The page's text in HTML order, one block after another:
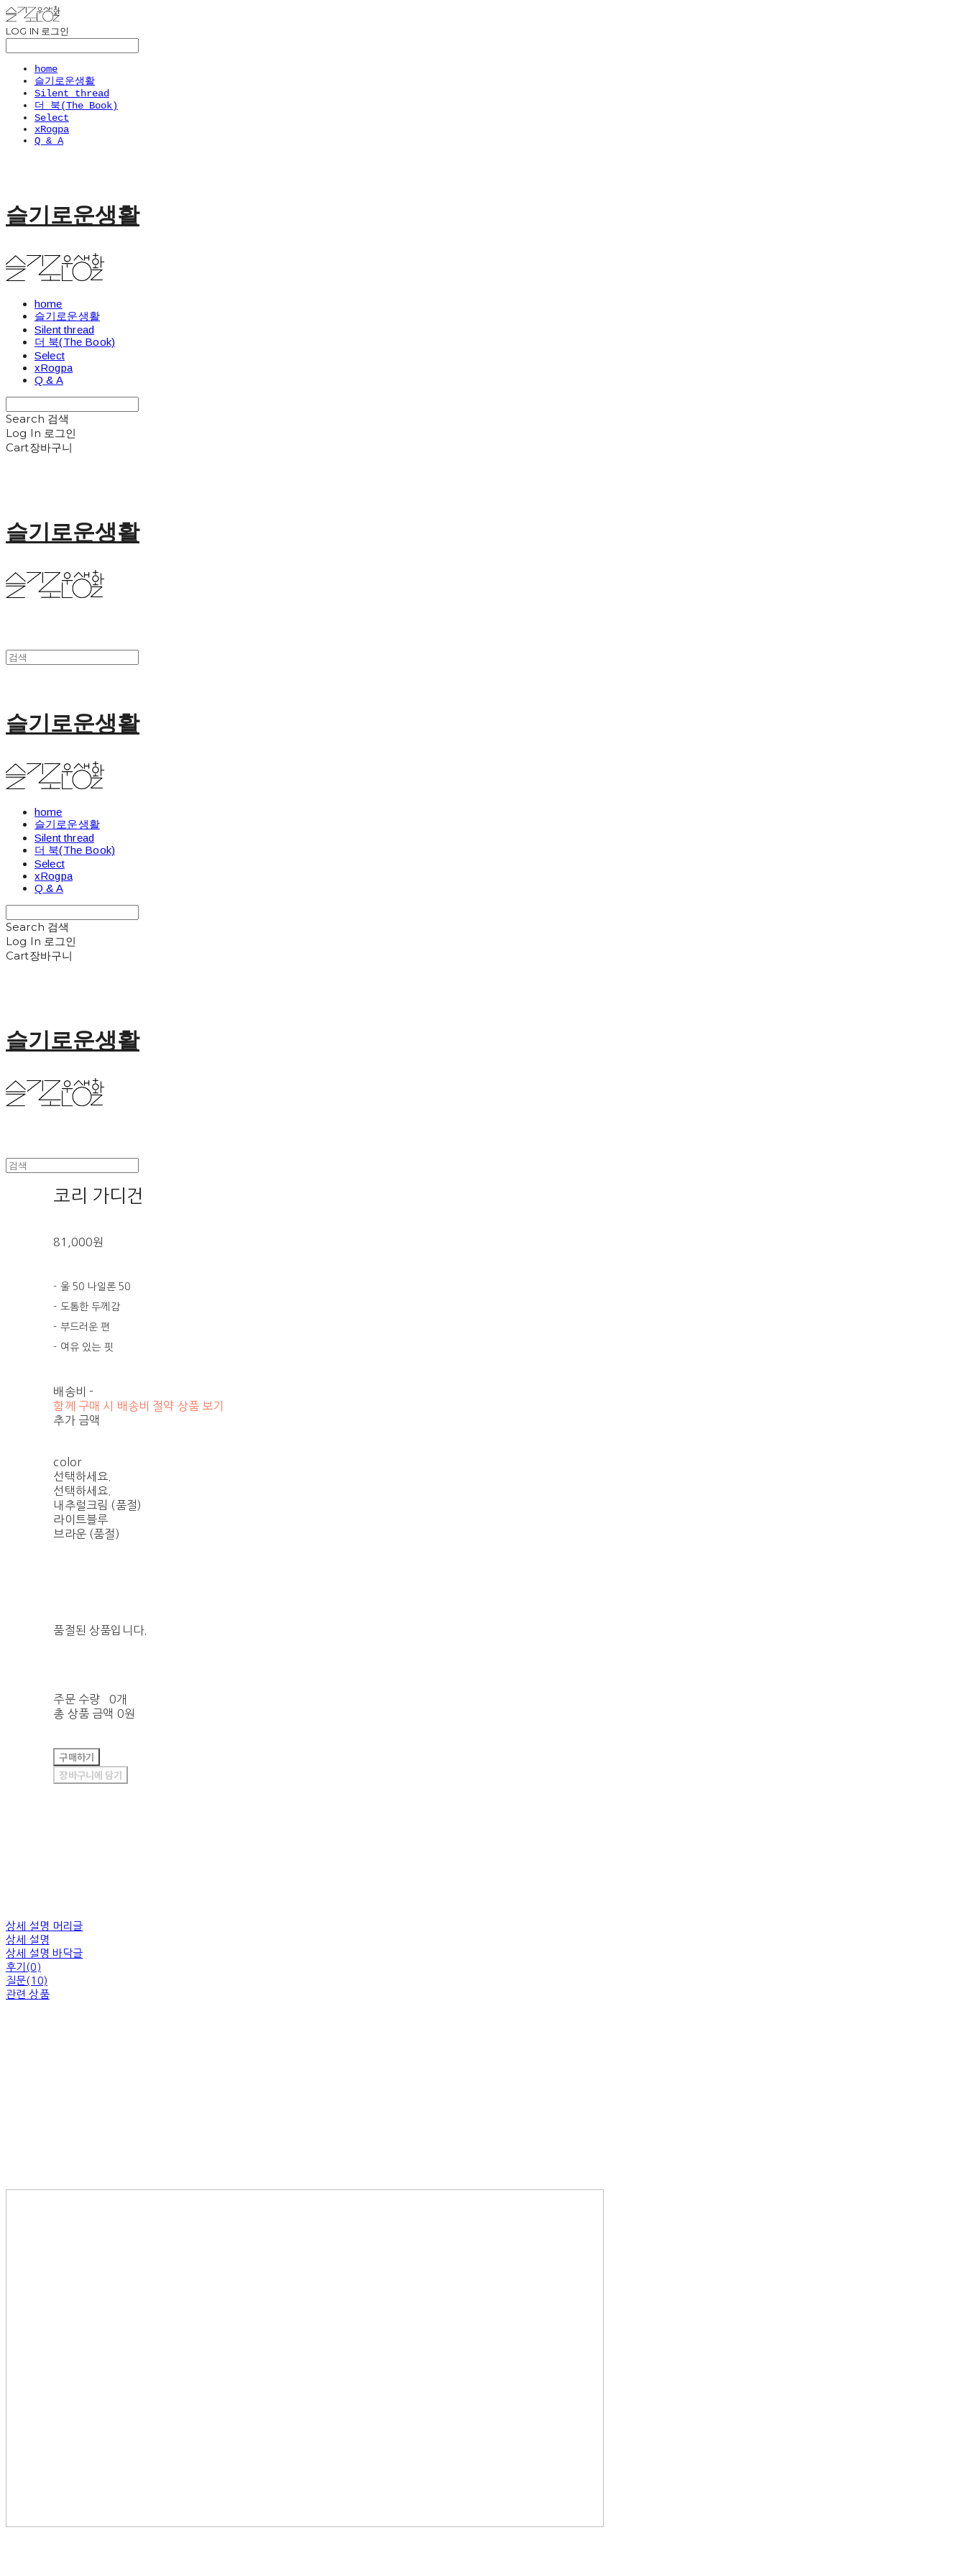
LOG IN 로그인
home
슬기로운생활
Silent thread
더 북(The Book)
Select
xRogpa
Q & A
슬기로운생활
home
슬기로운생활
Silent thread
더 북(The Book)
Select
xRogpa
Q & A
Search 검색
Log In 로그인
Cart장바구니
슬기로운생활
슬기로운생활
home
슬기로운생활
Silent thread
더 북(The Book)
Select
xRogpa
Q & A
Search 검색
Log In 로그인
Cart장바구니
슬기로운생활
코리 가디건
81,000원
- 울 50 나일론 50
- 도톰한 두께감
- 부드러운 편
- 여유 있는 핏
배송비 -
함께 구매 시 배송비 절약 상품 보기
추가 금액
color
선택하세요.
선택하세요.
내추럴크림 (품절)
라이트블루
브라운 (품절)
품절된 상품입니다.
주문 수량
0개
총 상품 금액 0원
구매하기
장바구니에 담기
상세 설명 머리글
상세 설명
상세 설명 바닥글
후기(0)
질문(10)
관련 상품